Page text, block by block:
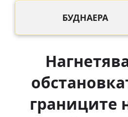
БУДНАЕРА
границите